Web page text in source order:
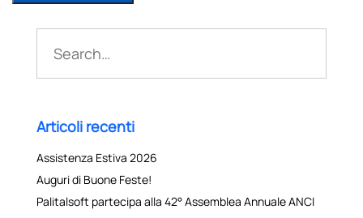
for:
Articoli recenti
Assistenza Estiva 2026
Auguri di Buone Feste!
Palitalsoft partecipa alla 42° Assemblea Annuale ANCI